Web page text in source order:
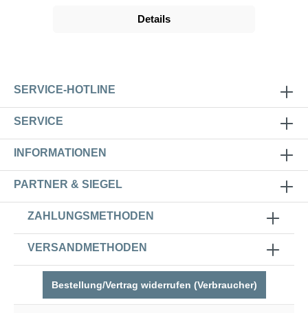
Details
SERVICE-HOTLINE
SERVICE
INFORMATIONEN
PARTNER & SIEGEL
ZAHLUNGSMETHODEN
VERSANDMETHODEN
Bestellung/Vertrag widerrufen (Verbraucher)